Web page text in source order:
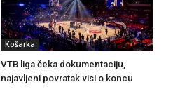
Košarka
VTB liga čeka dokumentaciju,
najavljeni povratak visi o koncu